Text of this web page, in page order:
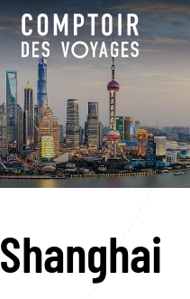
Shanghai